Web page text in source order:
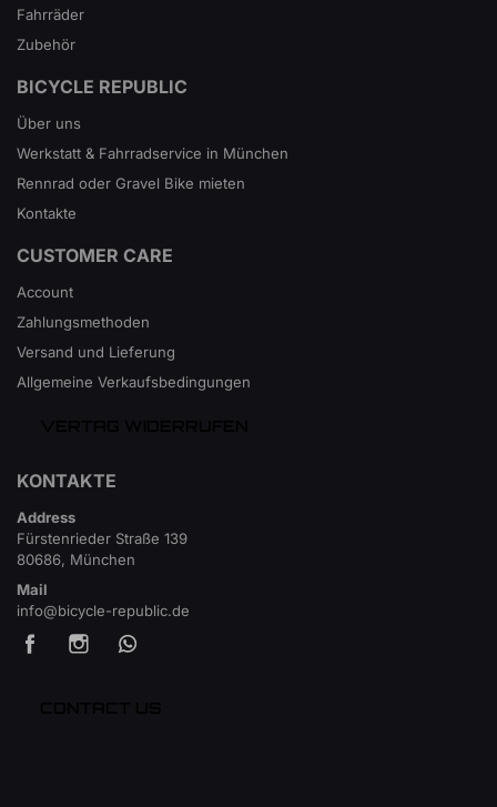
Fahrräder
Zubehör
BICYCLE REPUBLIC
Über uns
Werkstatt & Fahrradservice in München
Rennrad oder Gravel Bike mieten
Kontakte
CUSTOMER CARE
Account
Zahlungsmethoden
Versand und Lieferung
Allgemeine Verkaufsbedingungen
KONTAKTE
Address
Fürstenrieder Straße 139
80686, München
Mail
info@bicycle-republic.de